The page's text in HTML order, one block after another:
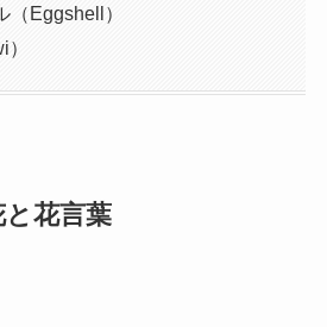
（Eggshell）
花言葉